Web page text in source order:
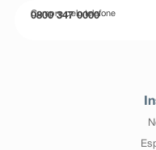
Compre pelo telefone
0800 347 0000